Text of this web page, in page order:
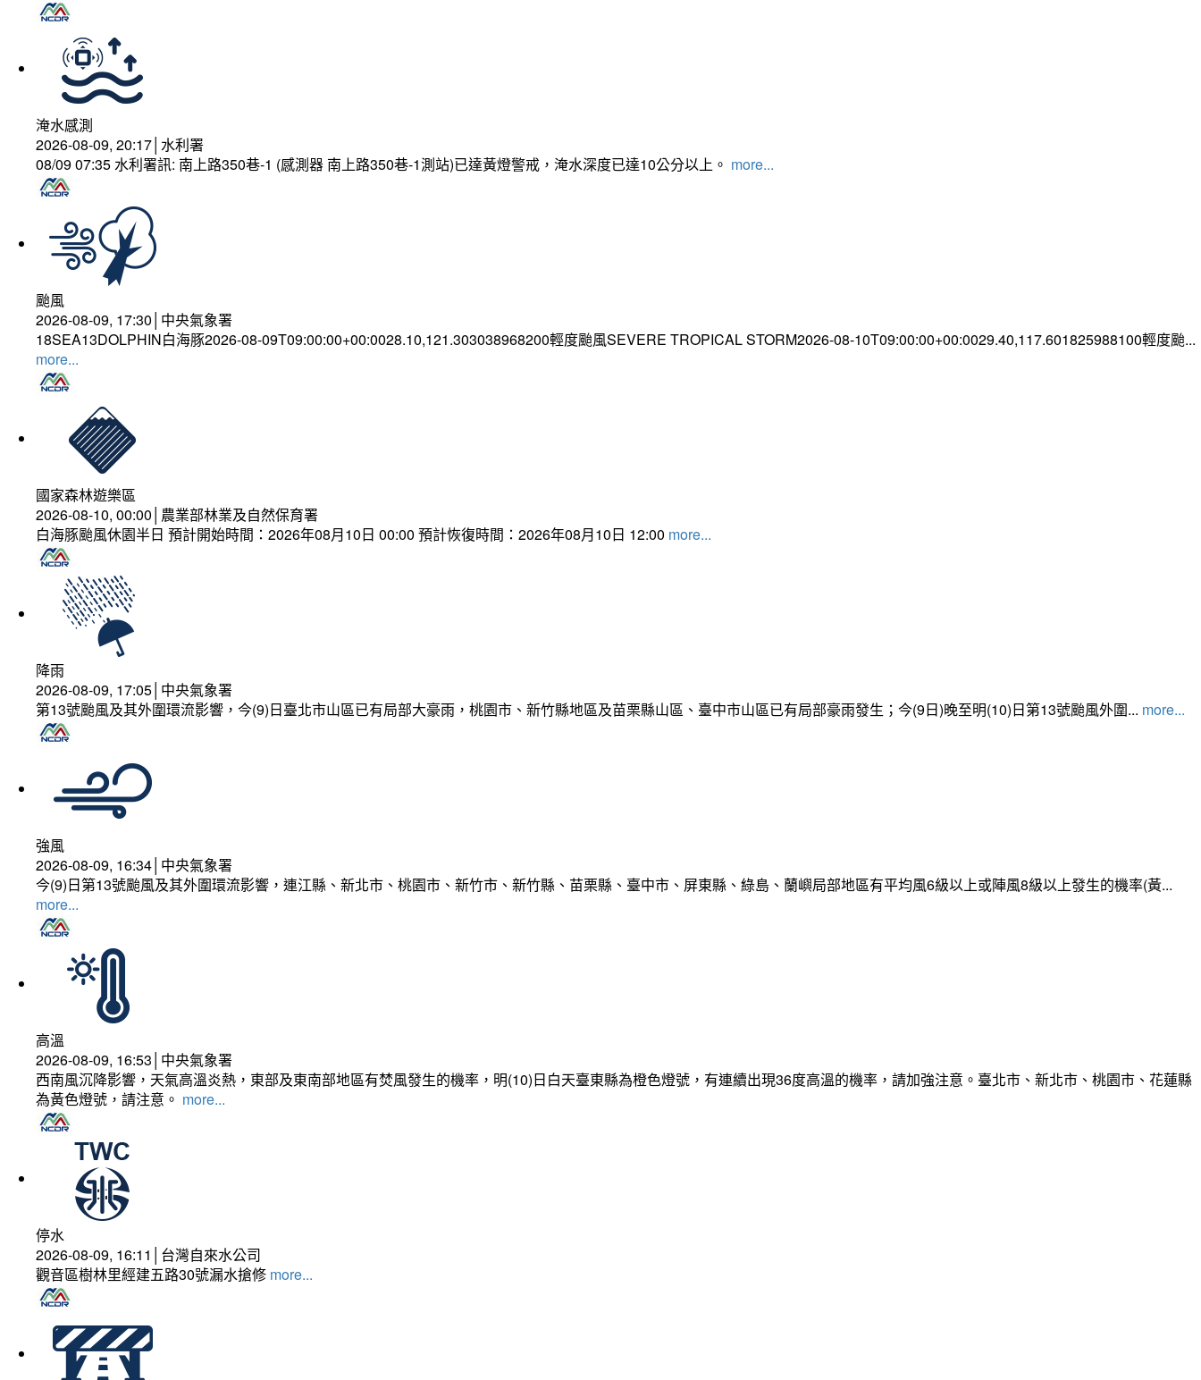
淹水感測
2026-08-09, 20:17│水利署
08/09 07:35 水利署訊: 南上路350巷-1 (感測器 南上路350巷-1測站)已達黃燈警戒，淹水深度已達10公分以上。​​​ more...
颱風
2026-08-09, 17:30│中央氣象署
18SEA13DOLPHIN白海豚2026-08-09T09:00:00+00:0028.10,121.303038968200輕度颱風SEVERE TROPICAL STORM2026-08-10T09:00:00+00:0029.40,117.601825988100輕度颱...
more...
國家森林遊樂區
2026-08-10, 00:00│農業部林業及自然保育署
白海豚颱風休園半日 預計開始時間：2026年08月10日 00:00 預計恢復時間：2026年08月10日 12:00 more...
降雨
2026-08-09, 17:05│中央氣象署
第13號颱風及其外圍環流影響，今(9)日臺北市山區已有局部大豪雨，桃園市、新竹縣地區及苗栗縣山區、臺中市山區已有局部豪雨發生；今(9日)晚至明(10)日第13號颱風外圍... more...
強風
2026-08-09, 16:34│中央氣象署
今(9)日第13號颱風及其外圍環流影響，連江縣、新北市、桃園市、新竹市、新竹縣、苗栗縣、臺中市、屏東縣、綠島、蘭嶼局部地區有平均風6級以上或陣風8級以上發生的機率(黃...
more...
高溫
2026-08-09, 16:53│中央氣象署
西南風沉降影響，天氣高溫炎熱，東部及東南部地區有焚風發生的機率，明(10)日白天臺東縣為橙色燈號，有連續出現36度高溫的機率，請加強注意。臺北市、新北市、桃園市、花蓮縣
為黃色燈號，請注意。 more...
停水
2026-08-09, 16:11│台灣自來水公司
觀音區樹林里經建五路30號漏水搶修 more...